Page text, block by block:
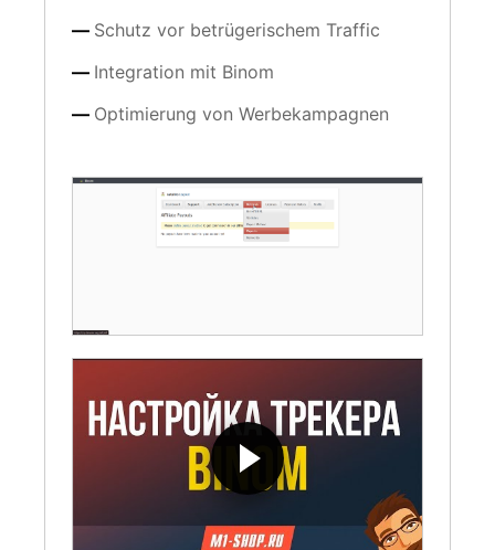
Schutz vor betrügerischem Traffic
Integration mit Binom
Optimierung von Werbekampagnen